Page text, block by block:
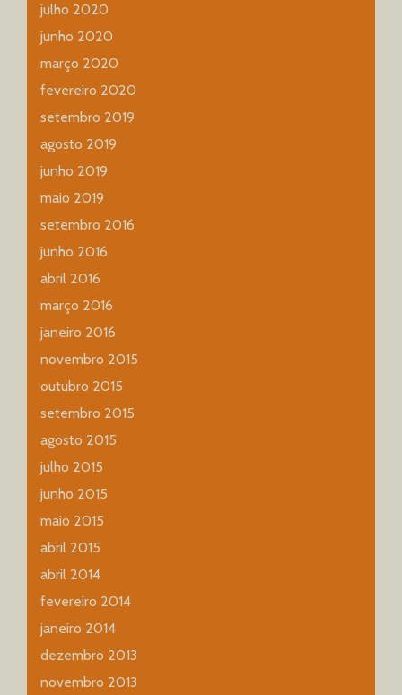
julho 2020
junho 2020
março 2020
fevereiro 2020
setembro 2019
agosto 2019
junho 2019
maio 2019
setembro 2016
junho 2016
abril 2016
março 2016
janeiro 2016
novembro 2015
outubro 2015
setembro 2015
agosto 2015
julho 2015
junho 2015
maio 2015
abril 2015
abril 2014
fevereiro 2014
janeiro 2014
dezembro 2013
novembro 2013